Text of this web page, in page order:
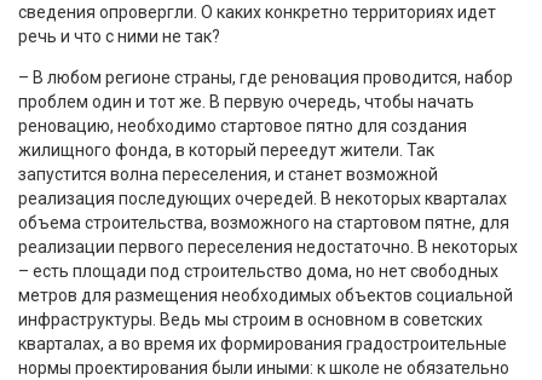
сведения опровергли. О каких конкретно территориях идет
речь и что с ними не так?
– В любом регионе страны, где реновация проводится, набор
проблем один и тот же. В первую очередь, чтобы начать
реновацию, необходимо стартовое пятно для создания
жилищного фонда, в который переедут жители. Так
запустится волна переселения, и станет возможной
реализация последующих очередей. В некоторых кварталах
объема строительства, возможного на стартовом пятне, для
реализации первого переселения недостаточно. В некоторых
– есть площади под строительство дома, но нет свободных
метров для размещения необходимых объектов социальной
инфраструктуры. Ведь мы строим в основном в советских
кварталах, а во время их формирования градостроительные
нормы проектирования были иными: к школе не обязательно